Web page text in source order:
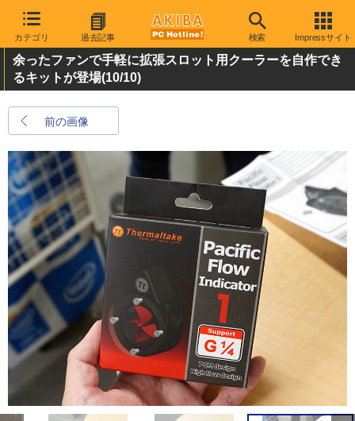
カテゴリ 過去記事 検索 Impressサイト
余ったファンで手軽に拡張スロット用クーラーを自作でき
るキットが登場(10/10)
前の画像